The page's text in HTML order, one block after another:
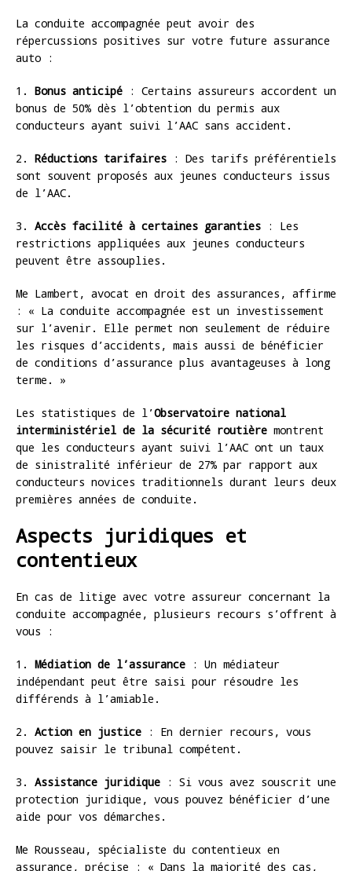
La conduite accompagnée peut avoir des
répercussions positives sur votre future assurance
auto :
1. Bonus anticipé : Certains assureurs accordent un
bonus de 50% dès l’obtention du permis aux
conducteurs ayant suivi l’AAC sans accident.
2. Réductions tarifaires : Des tarifs préférentiels
sont souvent proposés aux jeunes conducteurs issus
de l’AAC.
3. Accès facilité à certaines garanties : Les
restrictions appliquées aux jeunes conducteurs
peuvent être assouplies.
Me Lambert, avocat en droit des assurances, affirme
: « La conduite accompagnée est un investissement
sur l’avenir. Elle permet non seulement de réduire
les risques d’accidents, mais aussi de bénéficier
de conditions d’assurance plus avantageuses à long
terme. »
Les statistiques de l’Observatoire national
interministériel de la sécurité routière montrent
que les conducteurs ayant suivi l’AAC ont un taux
de sinistralité inférieur de 27% par rapport aux
conducteurs novices traditionnels durant leurs deux
premières années de conduite.
Aspects juridiques et
contentieux
En cas de litige avec votre assureur concernant la
conduite accompagnée, plusieurs recours s’offrent à
vous :
1. Médiation de l’assurance : Un médiateur
indépendant peut être saisi pour résoudre les
différends à l’amiable.
2. Action en justice : En dernier recours, vous
pouvez saisir le tribunal compétent.
3. Assistance juridique : Si vous avez souscrit une
protection juridique, vous pouvez bénéficier d’une
aide pour vos démarches.
Me Rousseau, spécialiste du contentieux en
assurance, précise : « Dans la majorité des cas,